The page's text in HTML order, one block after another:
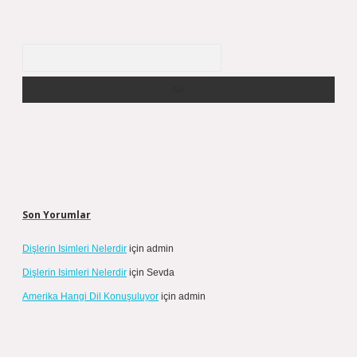
Son Yorumlar
Dişlerin Isimleri Nelerdir için admin
Dişlerin Isimleri Nelerdir için Sevda
Amerika Hangi Dil Konuşuluyor için admin